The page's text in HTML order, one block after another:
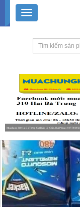
Muachung 310 Hai Bà Trưng (Cát Dài), Lê Chân, Hải Phòng / 0977390958